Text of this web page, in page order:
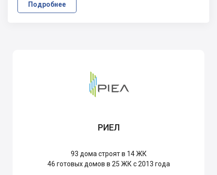
Подробнее
РИЕЛ
93 дома строят в 14 ЖК
46 готовых домов в 25 ЖК с 2013 года